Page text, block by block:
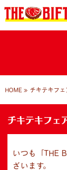
HOME » チキテキフェ
チキテキフェ
いつも「THE
ざいます。